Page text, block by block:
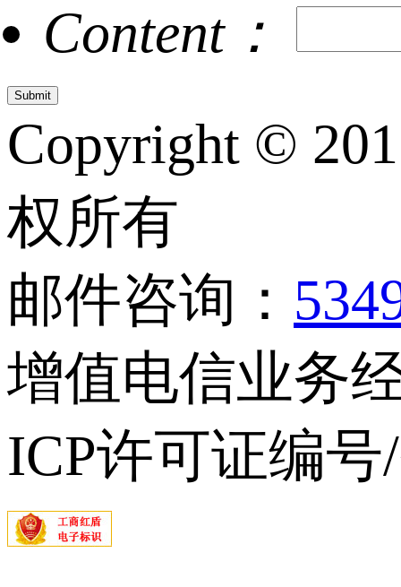
Content：
Copyright ©
权所有
邮件咨询：
增值电信业务
ICP许可证编号